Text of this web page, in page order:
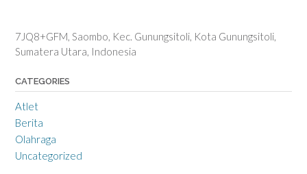
7JQ8+GFM, Saombo, Kec. Gunungsitoli, Kota Gunungsitoli,
Sumatera Utara, Indonesia
CATEGORIES
Atlet
Berita
Olahraga
Uncategorized